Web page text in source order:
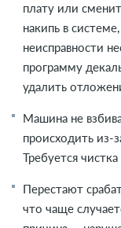
плату или
накипь в
неисправности
программу
удалить
Машина не
происходить из-
Требуется
Перестают
что чаще